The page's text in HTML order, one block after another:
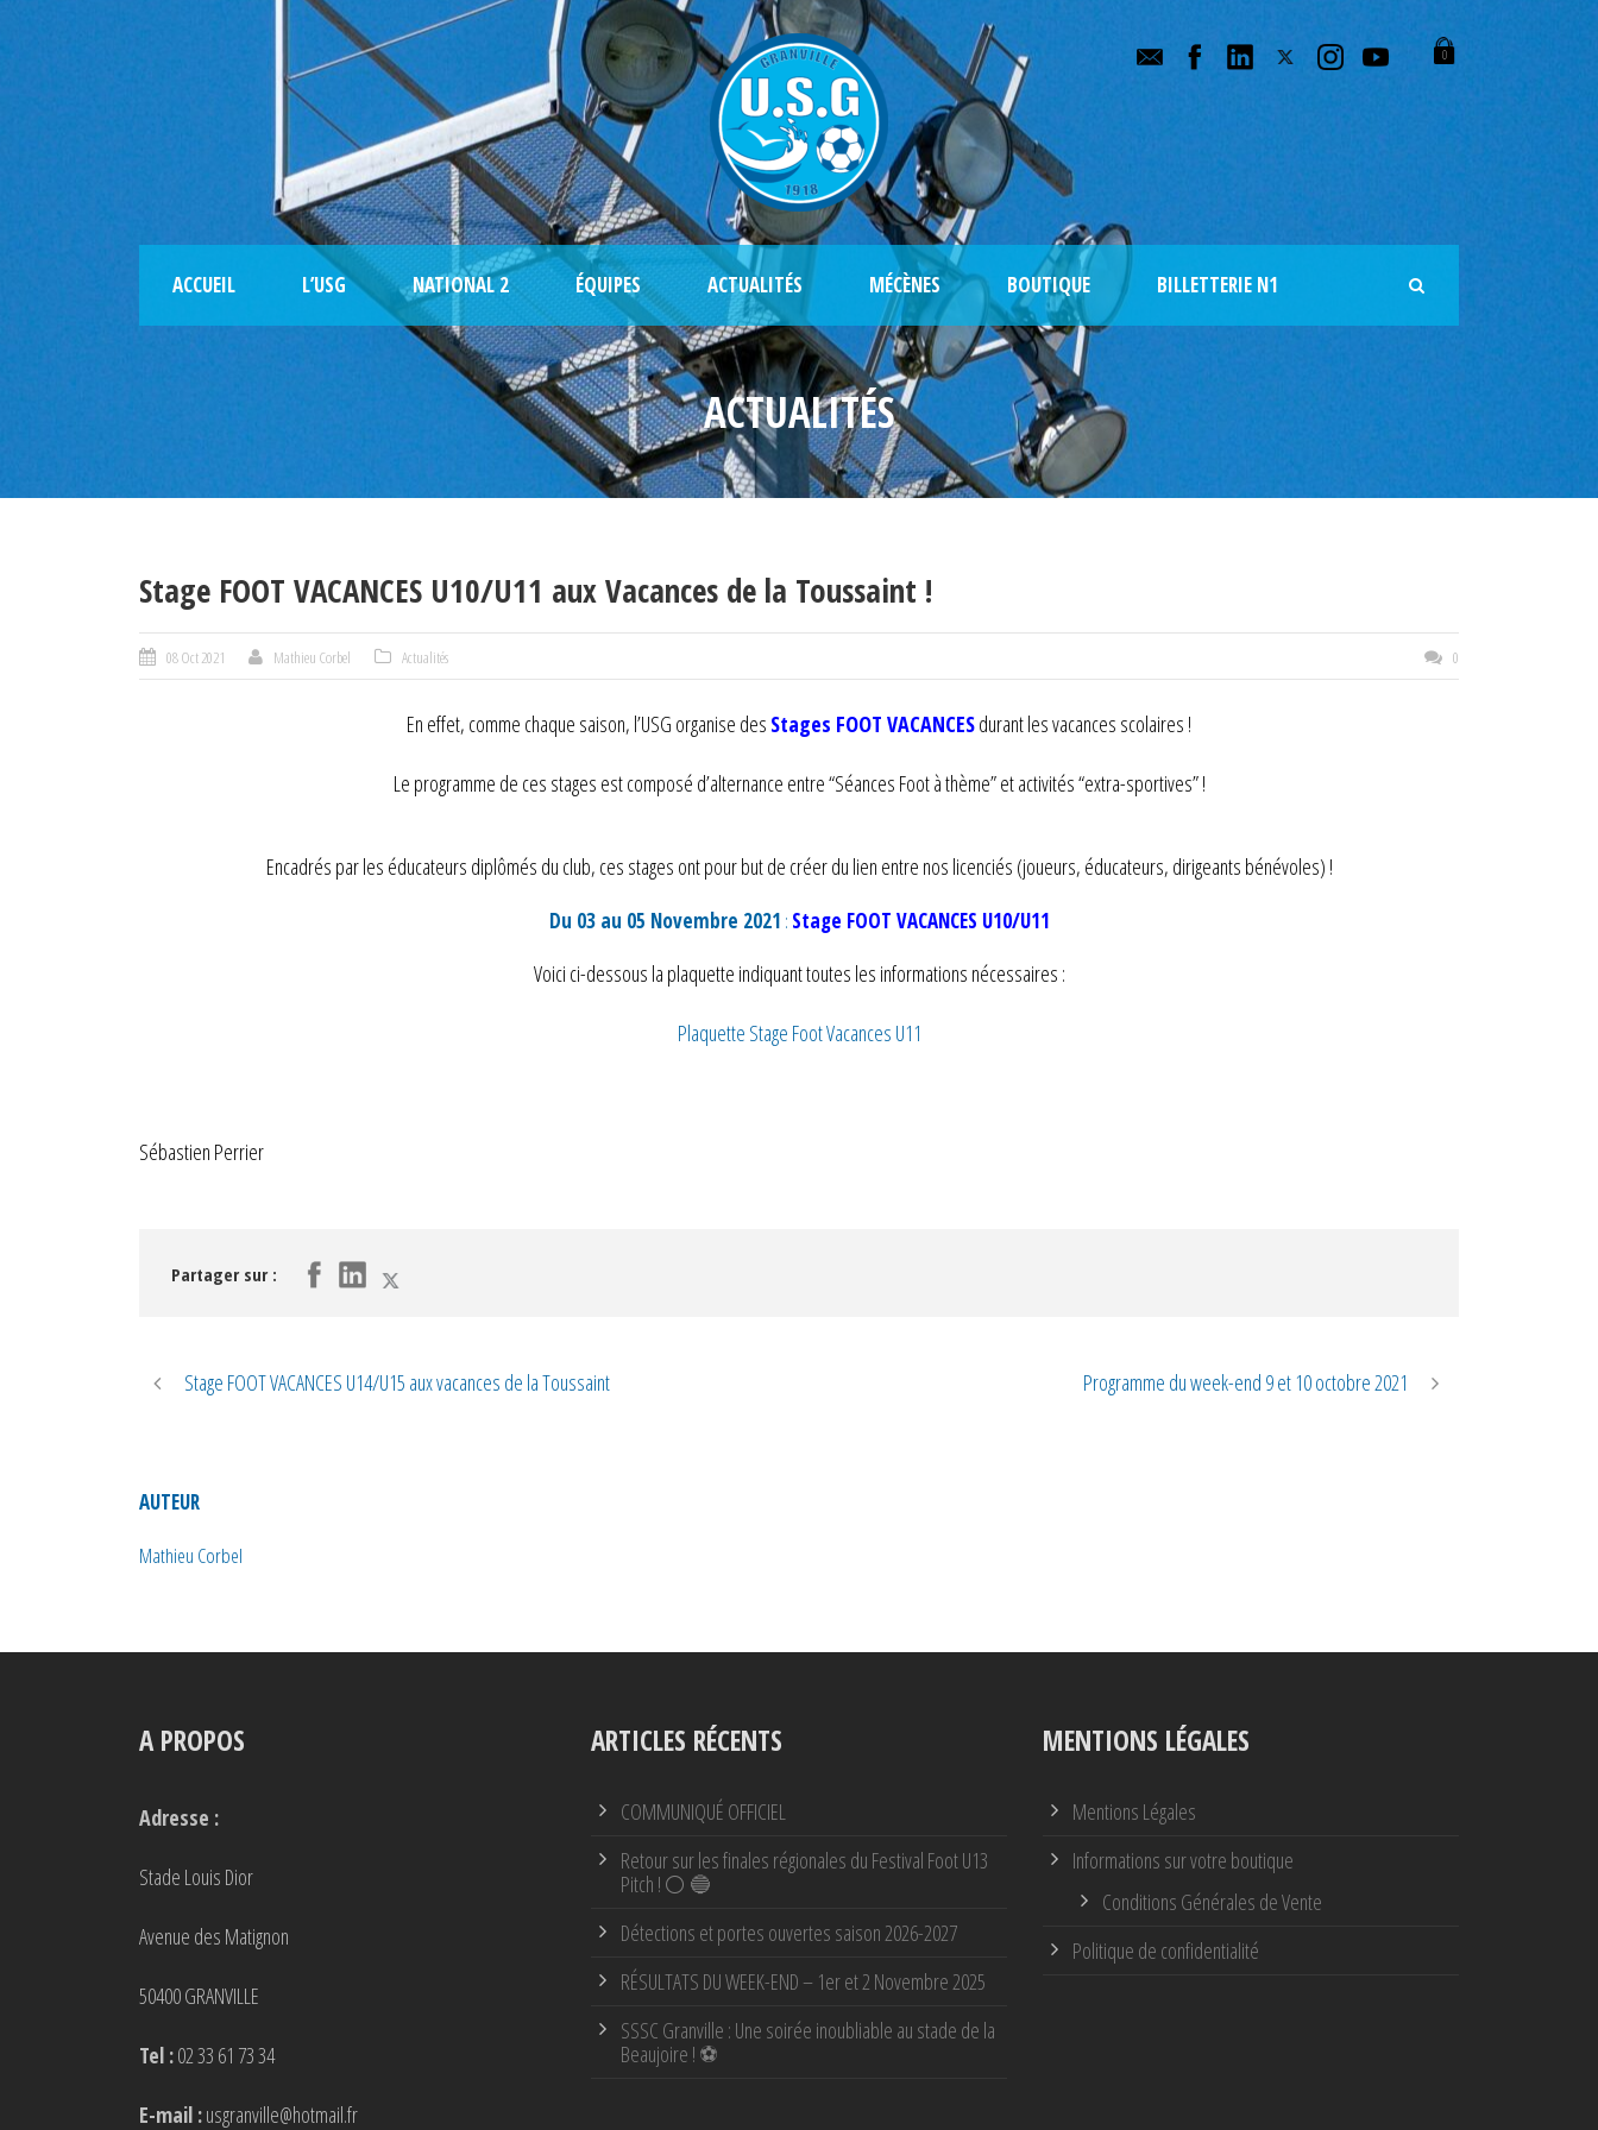
0
ACCUEIL L’USG NATIONAL 2 ÉQUIPES ACTUALITÉS MÉCÈNES BOUTIQUE BILLETTERIE N1
ACTUALITÉS
Stage FOOT VACANCES U10/U11 aux Vacances de la Toussaint !
08 Oct 2021 Mathieu Corbel Actualités 0
En effet, comme chaque saison, l’USG organise des Stages FOOT VACANCESdurant les vacances scolaires !
Le programme de ces stages est composé d’alternance entre “Séances Foot à thème” et activités “extra-sportives” !
Encadrés par les éducateurs diplômés du club, ces stages ont pour but de créer du lien entre nos licenciés (joueurs, éducateurs, dirigeants bénévoles) !
Du 03 au 05 Novembre 2021 : Stage FOOT VACANCES U10/U11
Voici ci-dessous la plaquette indiquant toutes les informations nécessaires :
Plaquette Stage Foot Vacances U11
Sébastien Perrier
Partager sur :
Stage FOOT VACANCES U14/U15 aux vacances de la Toussaint Programme du week-end 9 et 10 octobre 2021
AUTEUR
Mathieu Corbel
A PROPOS
Adresse :
Stade Louis Dior
Avenue des Matignon
50400 GRANVILLE
Tel :02 33 61 73 34
E-mail :usgranville@hotmail.fr
ARTICLES RÉCENTS
COMMUNIQUÉ OFFICIEL
Retour sur les finales régionales du Festival Foot U13
Pitch ! ⚪ 🔵
Détections et portes ouvertes saison 2026-2027
RÉSULTATS DU WEEK-END – 1er et 2 Novembre 2025
SSSC Granville : Une soirée inoubliable au stade de la
Beaujoire ! ⚽
MENTIONS LÉGALES
Mentions Légales
Informations sur votre boutique
Conditions Générales de Vente
Politique de confidentialité